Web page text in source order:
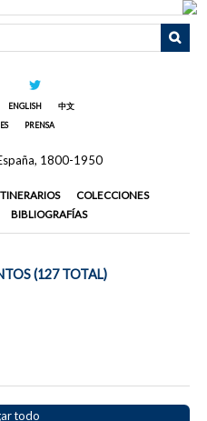
ENGLISH
中文
PRENSA
COLECCIONES
BIBLIOGRAFÍAS
(127 TOTAL)
todo